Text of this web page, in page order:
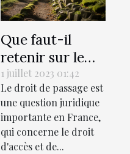
Que faut-il
retenir sur le
droit de passage
selon le droit
français?
1 juillet 2023 01:42
Le droit de passage est
une question juridique
importante en France,
qui concerne le droit
d'accès et de...